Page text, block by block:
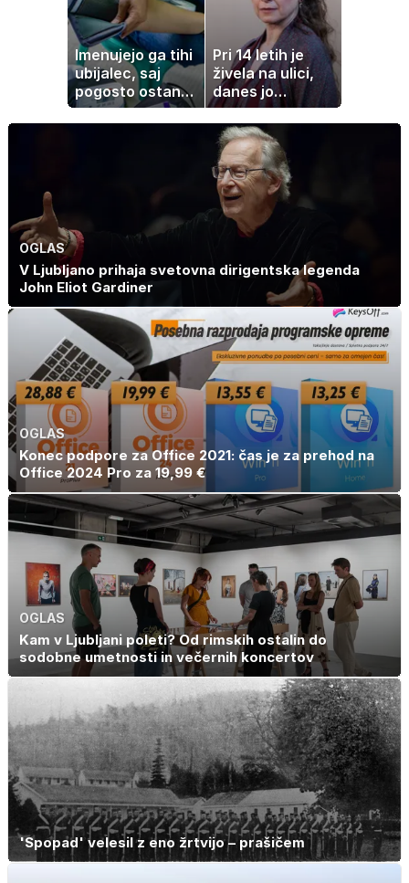
Imenujejo ga tihi
ubijalec, saj
pogosto ostane
neopažen:
nenavadni
Pri 14 letih je
živela na ulici,
danes jo
občuduje ves
svet
OGLAS
V Ljubljano prihaja svetovna dirigentska legenda
John Eliot Gardiner
OGLAS
Konec podpore za Office 2021: čas je za prehod na
Office 2024 Pro za 19,99 €
OGLAS
Kam v Ljubljani poleti? Od rimskih ostalin do
sodobne umetnosti in večernih koncertov
'Spopad' velesil z eno žrtvijo – prašičem